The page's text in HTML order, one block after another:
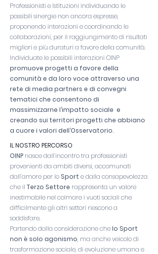
Professionisti e Istituzioni individuando le
possibili sinergie non ancora espresse,
proponendo interazioni e coordinando le
collaborazioni, per il raggiungimento di risultati
migliori e più duraturi a favore della comunità.
Individuate le possibili interazioni OINP
promuove progetti a favore della
comunità e da loro voce attraverso una
rete di media partners e di convegni
tematici che consentono di
massimizzarne l’impatto sociale e
creando sui territori progetti che abbiano
a cuore i valori dell’Osservatorio.
IL NOSTRO PERCORSO
OINP nasce dall’incontro tra professionisti
provenienti da ambiti diversi, accomunati
dall’amore per lo Sport e dalla consapevolezza
che il Terzo Settore rappresenta un valore
inestimabile nel colmare i vuoti sociali che
difficilmente gli altri settori riescono a
soddisfare.
Partendo dalla considerazione chelo Sport
non è solo agonismo, ma anche veicolo di
trasformazione sociale, di evoluzione umana e